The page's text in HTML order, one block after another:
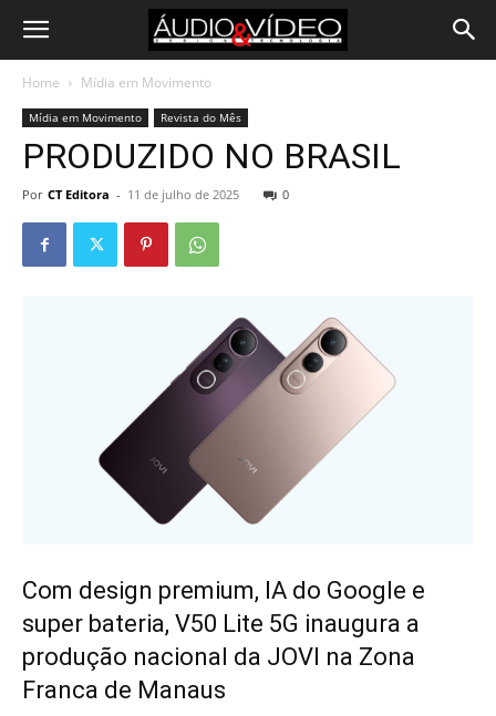
Home Mídia em Movimento
Mídia em Movimento Revista do Mês
PRODUZIDO NO BRASIL
Por CT Editora - 11 de julho de 2025 0
Com design premium, IA do Google e
super bateria, V50 Lite 5G inaugura a
produção nacional da JOVI na Zona
Franca de Manaus